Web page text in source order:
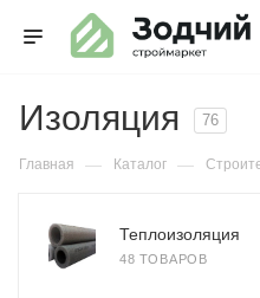
Изоляция 76
Главная — Каталог —
Теплоизоляция
48 ТОВАРОВ